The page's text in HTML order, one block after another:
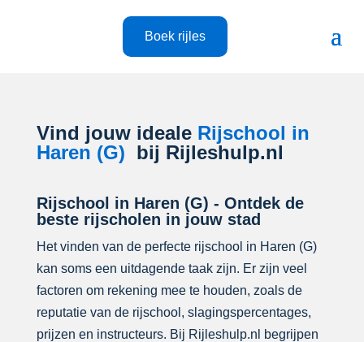
Boek rijles
Vind jouw ideale Rijschool in
Haren (G) bij Rijleshulp.nl
Rijschool in Haren (G) - Ontdek de
beste rijscholen in jouw stad
Het vinden van de perfecte rijschool in Haren (G)
kan soms een uitdagende taak zijn. Er zijn veel
factoren om rekening mee te houden, zoals de
reputatie van de rijschool, slagingspercentages,
prijzen en instructeurs. Bij Rijleshulp.nl begrijpen